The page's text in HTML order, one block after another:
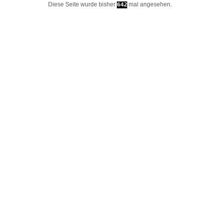
Diese Seite wurde bisher 642 mal angesehen.